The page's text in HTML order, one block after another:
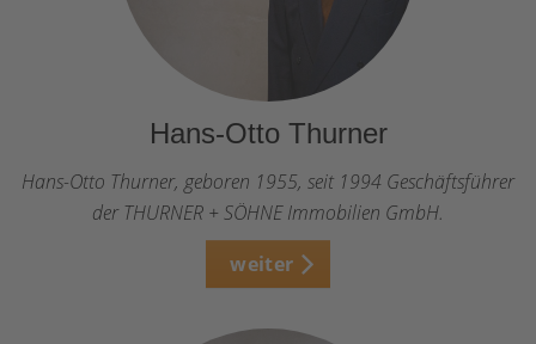
Hans-Otto Thurner
Hans-Otto Thurner, geboren 1955, seit 1994 Geschäftsführer
der THURNER + SÖHNE Immobilien GmbH.
weiter